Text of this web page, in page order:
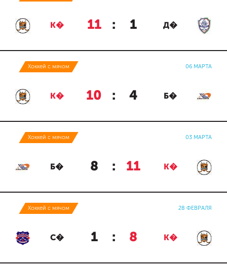
К� 11 : 1 Д�
Хоккей с мячом 06 МАРТА
К� 10 : 4 Б�
Хоккей с мячом 03 МАРТА
Б� 8 : 11 К�
Хоккей с мячом 28 ФЕВРАЛЯ
С� 1 : 8 К�